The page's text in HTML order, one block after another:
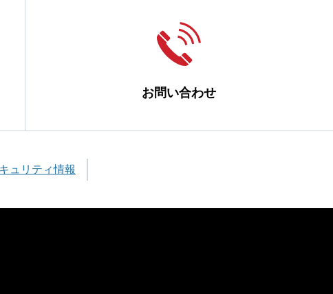
お問い合わせ
ュリティ情報